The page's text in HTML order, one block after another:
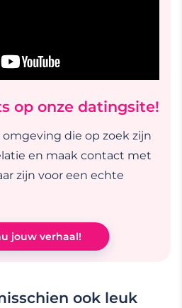
op onze datingsite!
die op zoek zijn
en maak contact met
zijn voor een echte
jouw verhaal!
ook leuk